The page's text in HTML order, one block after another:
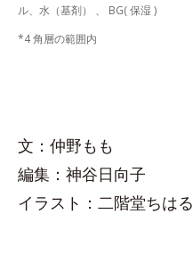
ル、水（基剤） 、 BG( 保湿 )
*4 角層の範囲内
文：仲野もも
編集：神谷日向子
イラスト：二階堂ちはる